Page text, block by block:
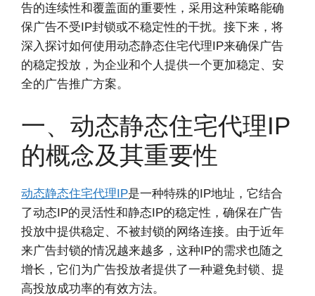
告的连续性和覆盖面的重要性，采用这种策略能确
保广告不受IP封锁或不稳定性的干扰。接下来，将
深入探讨如何使用动态静态住宅代理IP来确保广告
的稳定投放，为企业和个人提供一个更加稳定、安
全的广告推广方案。
一、动态静态住宅代理IP
的概念及其重要性
动态静态住宅代理IP是一种特殊的IP地址，它结合
了动态IP的灵活性和静态IP的稳定性，确保在广告
投放中提供稳定、不被封锁的网络连接。由于近年
来广告封锁的情况越来越多，这种IP的需求也随之
增长，它们为广告投放者提供了一种避免封锁、提
高投放成功率的有效方法。